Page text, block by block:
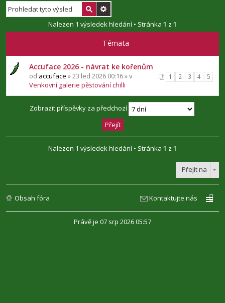
t
Nalezen 1 výsledek hledání • Stránka 1 z 1
Témata
Accuface 2026 - návrat ke kořenům
1 2 3 4 5
od accuface » 23 led 2026 00:16 » v
Venkovní galerie pěstování chilli
Zobrazit příspěvky za předchozí
Nalezen 1 výsledek hledání • Stránka 1 z 1
Přejít na
Obsah fóra Kontaktujte nás
Právě je 07 srp 2026 05:57